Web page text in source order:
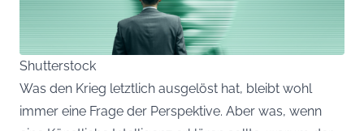
Shutterstock
Was den Krieg letztlich ausgelöst hat, bleibt wohl
immer eine Frage der Perspektive. Aber was, wenn